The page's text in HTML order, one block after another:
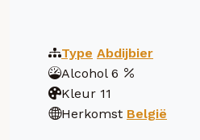
Type Abdijbier
Alcohol 6
Kleur 11
Herkomst België